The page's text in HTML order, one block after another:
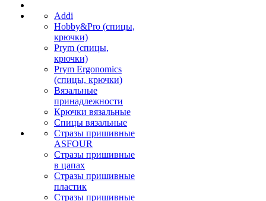
Addi
Hobby&Pro (спицы,
крючки)
Prym (спицы,
крючки)
Prym Ergonomics
(спицы, крючки)
Вязальные
принадлежности
Крючки вязальные
Спицы вязальные
Стразы пришивные
ASFOUR
Стразы пришивные
в цапах
Стразы пришивные
пластик
Стразы пришивные